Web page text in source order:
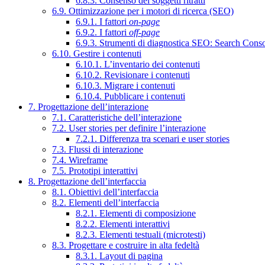
6.9. Ottimizzazione per i motori di ricerca (SEO)
6.9.1. I fattori on-page
6.9.2. I fattori off-page
6.9.3. Strumenti di diagnostica SEO: Search
6.10. Gestire i contenuti
6.10.1. L’inventario dei contenuti
6.10.2. Revisionare i contenuti
6.10.3. Migrare i contenuti
6.10.4. Pubblicare i contenuti
7. Progettazione dell’interazione
7.1. Caratteristiche dell’interazione
7.2. User stories per definire l’interazione
7.2.1. Differenza tra scenari e user stories
7.3. Flussi di interazione
7.4. Wireframe
7.5. Prototipi interattivi
8. Progettazione dell’interfaccia
8.1. Obiettivi dell’interfaccia
8.2. Elementi dell’interfaccia
8.2.1. Elementi di composizione
8.2.2. Elementi interattivi
8.2.3. Elementi testuali (microtesti)
8.3. Progettare e costruire in alta fedeltà
8.3.1. Layout di pagina